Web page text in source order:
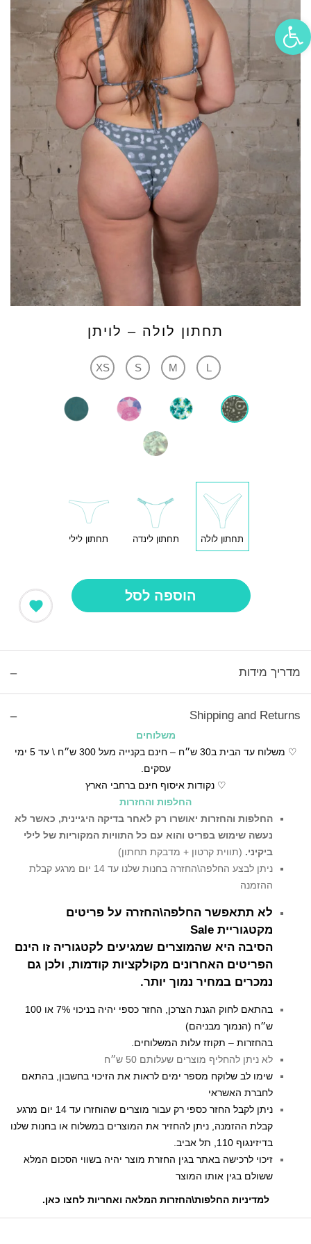
תחתון לולה – לויתן
L
M
S
XS
תחתון לולה תחתון לינדה תחתון לילי
הוספה לסל
מדריך מידות
Shipping and Returns
משלוחים
♡ משלוח עד הבית ב30 ש״ח – חינם בקנייה מעל 300 ש״ח \ עד 5 ימי
עסקים.
♡ נקודות איסוף חינם ברחבי הארץ
החלפות והחזרות
החלפות והחזרות יאושרו רק לאחר בדיקה היגיינית, כאשר לא
נעשה שימוש בפריט והוא עם כל התוויות המקוריות של לילי
ביקיני. (תווית קרטון + מדבקת תחתון)
ניתן לבצע החלפה\החזרה בחנות שלנו עד 14 יום מרגע קבלת
ההזמנה
לא תתאפשר החלפה\החזרה על פריטים
מקטגוריית Sale
הסיבה היא שהמוצרים שמגיעים לקטגוריה זו הינם
הפריטים האחרונים מקולקציות קודמות, ולכן גם
נמכרים במחיר נמוך יותר.
בהתאם לחוק הגנת הצרכן, החזר כספי יהיה בניכוי 7% או 100
ש״ח (הנמוך מבניהם)
בהחזרות – תקוזז עלות המשלוחים.
לא ניתן להחליף מוצרים שעלותם 50 ש״ח
שימו לב שלוקח מספר ימים לראות את הזיכוי בחשבון, בהתאם
לחברת האשראי
ניתן לקבל החזר כספי רק עבור מוצרים שהוחזרו עד 14 יום מרגע
קבלת ההזמנה, ניתן להחזיר את המוצרים במשלוח או בחנות שלנו
בדיזינגוף 110, תל אביב.
זיכוי לרכישה באתר בגין החזרת מוצר יהיה בשווי הסכום המלא
ששולם בגין אותו המוצר
למדיניות החלפות\החזרות המלאה ואחריות לחצו כאן.
פתח סרגל נגישות